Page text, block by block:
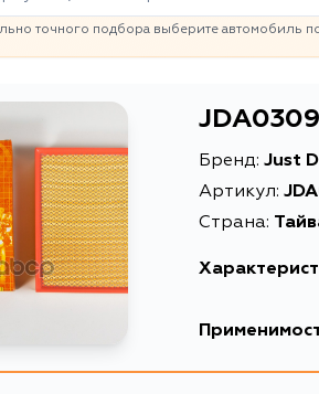
точного подбора выберите автомобиль
Бренд: Just
Артикул:
Страна:
Описание